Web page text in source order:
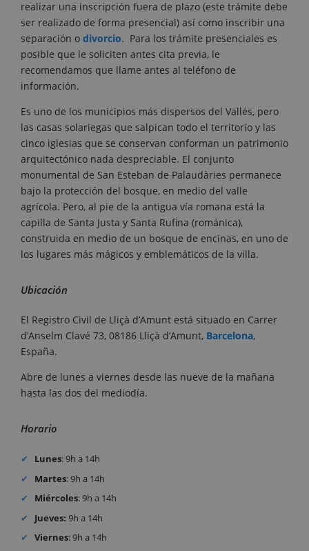
realizar una inscripción fuera de plazo (este trámite debe
ser realizado de forma presencial) así como inscribir una
separación o divorcio. Para los trámite presenciales es
posible que le soliciten antes cita previa, le
recomendamos que llame antes al teléfono de
información.
Es uno de los municipios más dispersos del Vallés, pero
las casas solariegas que salpican todo el territorio y las
cinco iglesias que se conservan conforman un patrimonio
arquitectónico nada despreciable. El conjunto
monumental de San Esteban de Palaudàries permanece
bajo la protección del bosque, en medio del valle
agrícola. Pero, al pie de la antigua vía romana está la
capilla de Santa Justa y Santa Rufina (románica),
construida en medio de un bosque de encinas, en uno de
los lugares más mágicos y emblemáticos de la villa.
Ubicación
El Registro Civil de Lliçà d’Amunt está situado en Carrer
d’Anselm Clavé 73, 08186 Lliçà d’Amunt, Barcelona,
España.
Abre de lunes a viernes desde las nueve de la mañana
hasta las dos del mediodía.
Horario
Lunes: 9h a 14h
Martes: 9h a 14h
Miércoles: 9h a 14h
Jueves: 9h a 14h
Viernes: 9h a 14h